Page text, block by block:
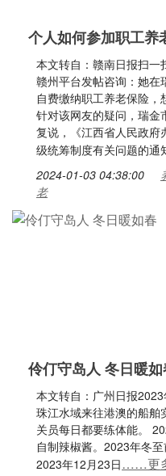
个人如何参加职工养
本文转自：赣南日报扫一
赣州平台发帖咨询：她在
自费缴纳职工养老保险，
针对该网友的疑问，瑞金
复说，《江西省人民政府
级统筹制度有关问题的通
2024-01-03 04:38:00
老
伶仃守岛人 冬日暖
本文转自：广州日报
珠江水域来往港澳的船舶
关员每日都要练体能。
自制辣椒酱。2023年冬
2023年12月23日……更